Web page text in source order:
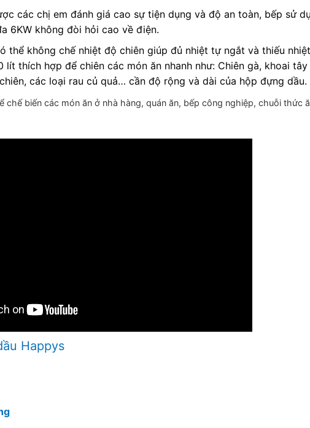
các chị em đánh giá cao sự tiện dụng và độ an toàn, bếp sử
6KW không đòi hỏi cao về điện.
thể không chế nhiệt độ chiên giúp đủ nhiệt tự ngắt và thiếu nhiệt
lít thích hợp để chiên các món ăn nhanh như: Chiên gà, khoai tây
các loại rau củ quả… cần độ rộng và dài của hộp đựng dầu.
chế biến các món ăn ở nhà hàng, quán ăn, bếp công nghiệp, chuỗi thức
Happys